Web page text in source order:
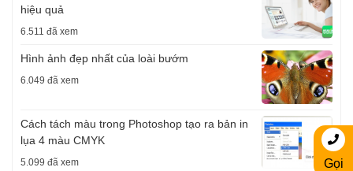
hiệu quả
6.511 đã xem
Hình ảnh đẹp nhất của loài bướm
6.049 đã xem
Cách tách màu trong Photoshop tạo ra bản in
lụa 4 màu CMYK
5.099 đã xem Gọi